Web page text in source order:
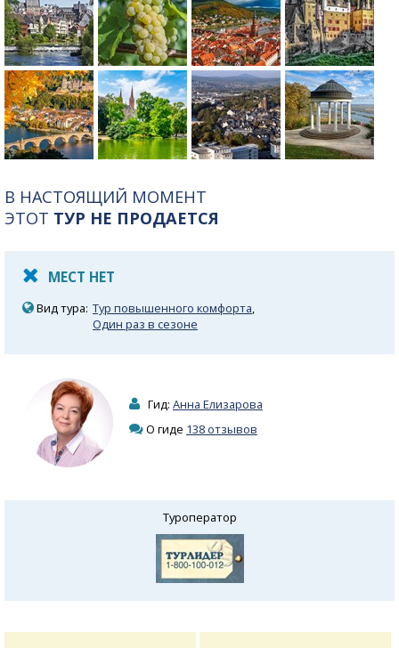
В НАСТОЯЩИЙ МОМЕНТ
ЭТОТ ТУР НЕ ПРОДАЕТСЯ
МЕСТ НЕТ
Вид тура: Тур повышенного комфорта,
Один раз в сезоне
Гид: Анна Елизарова
О гиде 138 отзывов
Туроператор